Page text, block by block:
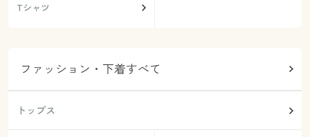
Tシャツ
ファッション・下着すべて
トップス